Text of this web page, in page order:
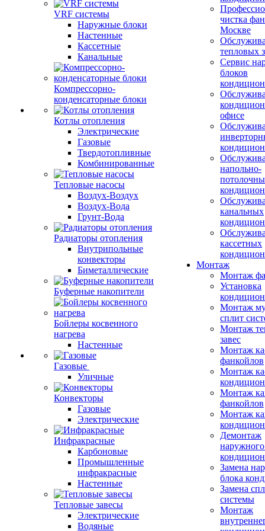
VRF системы
Наружные блоки
Настенные
Кассетные
Канальные
Компрессорно-
конденсаторные блоки
Котлы отопления
Электрические
Газовые
Твердотопливные
Комбинированные
Тепловые насосы
Воздух-Воздух
Воздух-Вода
Грунт-Вода
Радиаторы отопления
Внутрипольные
конвекторы
Биметаллические
Буферные накопители
Бойлеры косвенного
нагрева
Настенные
Газовые
Уличные
Конвекторы
Газовые
Электрические
Инфракрасные
Карбоновые
Промышленные
инфракрасные
Настенные
Тепловые завесы
Электрические
Водяные
чистка
Москве
тепловых
Сервис
блоков
офисе
напольно-
канальных
кассетных
Монтаж
Монтаж
Установка
Монтаж
сплит
Монтаж
завес
Монтаж
фанкойлов
Монтаж
Монтаж
фанкойлов
Монтаж
Демонтаж
Замена
блока
Замена
системы
Монтаж